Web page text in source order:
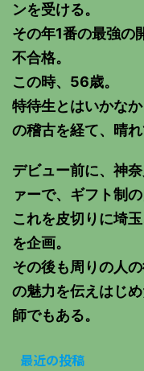
ンを受ける。
その年1番の最強の
不合格。
この時、56歳。
特待生とはいかな
の稽古を経て、晴
デビュー前に、神
ァーで、ギフト制
これを皮切りに埼
を企画。
その後も周りの人
の魅力を伝えはじ
師でもある。
最近の投稿